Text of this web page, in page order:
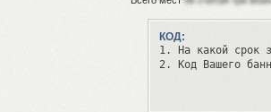
КОД:
1. На какой срок
2. Код Вашего